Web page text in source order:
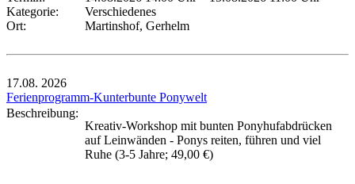
Kategorie:
Verschiedenes
Ort:
Martinshof, Gerhelm
17.08. 2026
Ferienprogramm-Kunterbunte Ponywelt
Beschreibung:
Kreativ-Workshop mit bunten Ponyhufabdrücken
auf Leinwänden - Ponys reiten, führen und viel
Ruhe (3-5 Jahre; 49,00 €)